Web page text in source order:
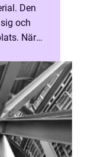
Den
och
När